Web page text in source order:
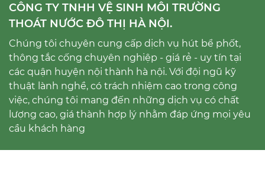
CÔNG TY TNHH VỆ SINH MÔI TRƯỜNG
THOÁT NƯỚC ĐÔ THỊ HÀ NỘI.
Chúng tôi chuyên cung cấp dịch vụ hút bể phốt,
thông tắc cống chuyên nghiệp - giá rẻ - uy tín tại
các quận huyện nội thành hà nội. Với đội ngũ kỹ
thuật lành nghề, có trách nhiệm cao trong công
việc, chúng tôi mang đến những dịch vụ có chất
lượng cao, giá thành hợp lý nhằm đáp ứng mọi yêu
cầu khách hàng